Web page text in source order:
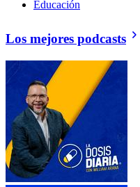
Educación
Los mejores podcasts